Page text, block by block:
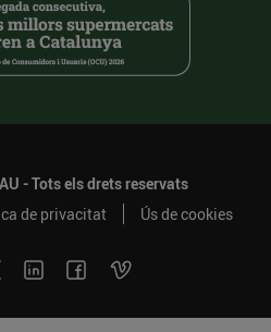
- Tots els drets reservats
de privacitat Ús de cookies